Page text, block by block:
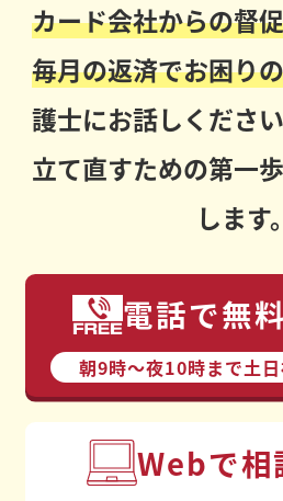
カード会社からの督
毎月の返済でお困り
護士にお話しくださ
立て直すための第一
します。
電話で無
朝9時〜夜10時まで⼟
Webで相